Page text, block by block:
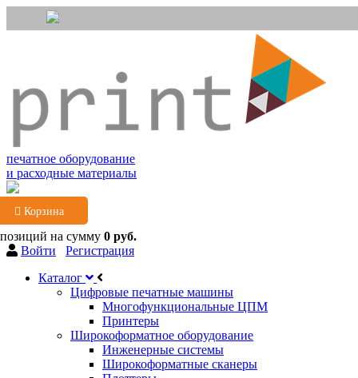
печатное оборудование
и расходные материалы
Корзина
на сумму 0 руб.
Войти
Регистрация
Каталог
Цифровые печатные машины
Многофункциональные ЦПМ
Принтеры
Широкоформатное оборудование
Инженерные системы
Широкоформатные сканеры